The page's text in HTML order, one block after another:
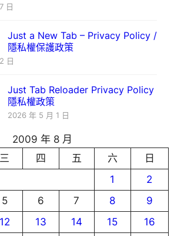
日
Just a New Tab – Privacy Policy /
隱私權保護政策
日
Just Tab Reloader Privacy Policy
隱私權政策
2026 年 5 月 1 日
2009 年 8 月
三 四 五 六
日
1
2
5 6 7 8
9
12 13 14 15
16